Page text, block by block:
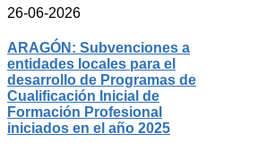
26-06-2026
ARAGÓN: Subvenciones a
entidades locales para el
desarrollo de Programas de
Cualificación Inicial de
Formación Profesional
iniciados en el año 2025